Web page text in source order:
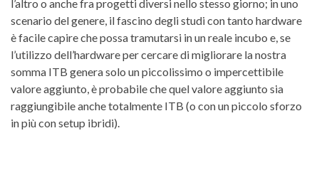
l’altro o anche fra progetti diversi nello stesso giorno; in uno
scenario del genere, il fascino degli studi con tanto hardware
è facile capire che possa tramutarsi in un reale incubo e, se
l’utilizzo dell’hardware per cercare di migliorare la nostra
somma ITB genera solo un piccolissimo o impercettibile
valore aggiunto, è probabile che quel valore aggiunto sia
raggiungibile anche totalmente ITB (o con un piccolo sforzo
in più con setup ibridi).